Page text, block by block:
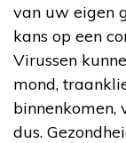
van uw eigen
kans op een
Virussen
mond,
binnenkomen,
dus.